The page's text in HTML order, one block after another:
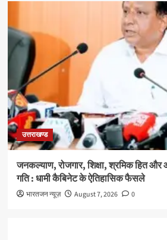
उत्तराखण्ड
जनकल्याण, रोजगार, शिक्षा, श्रमिक हित
गति : धामी कैबिनेट के ऐतिहासिक फैसले
भारतजन न्यूज़ August 7, 2026 0